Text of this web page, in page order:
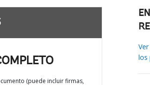
(puede incluir firmas,
los